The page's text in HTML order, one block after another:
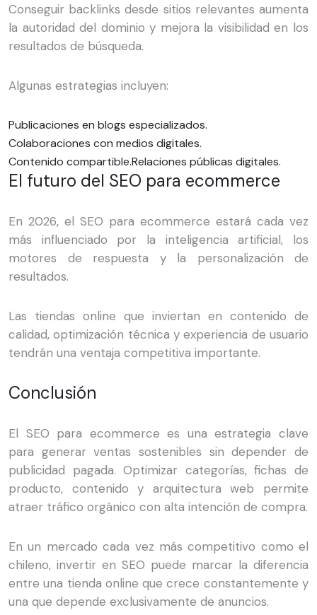
Conseguir backlinks desde sitios relevantes aumenta
la autoridad del dominio y mejora la visibilidad en los
resultados de búsqueda.
Algunas estrategias incluyen:
Publicaciones en blogs especializados.
Colaboraciones con medios digitales.
Contenido compartible.Relaciones públicas digitales.
El futuro del SEO para ecommerce
En 2026, el SEO para ecommerce estará cada vez
más influenciado por la inteligencia artificial, los
motores de respuesta y la personalización de
resultados.
Las tiendas online que inviertan en contenido de
calidad, optimización técnica y experiencia de usuario
tendrán una ventaja competitiva importante.
Conclusión
El SEO para ecommerce es una estrategia clave
para generar ventas sostenibles sin depender de
publicidad pagada. Optimizar categorías, fichas de
producto, contenido y arquitectura web permite
atraer tráfico orgánico con alta intención de compra.
En un mercado cada vez más competitivo como el
chileno, invertir en SEO puede marcar la diferencia
entre una tienda online que crece constantemente y
una que depende exclusivamente de anuncios.